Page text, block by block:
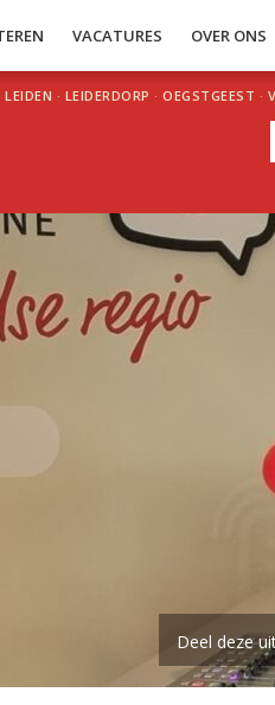
VACATURES OVER ONS
LEIDEN · LEIDERDORP · OEGSTGEEST ·
Deel deze